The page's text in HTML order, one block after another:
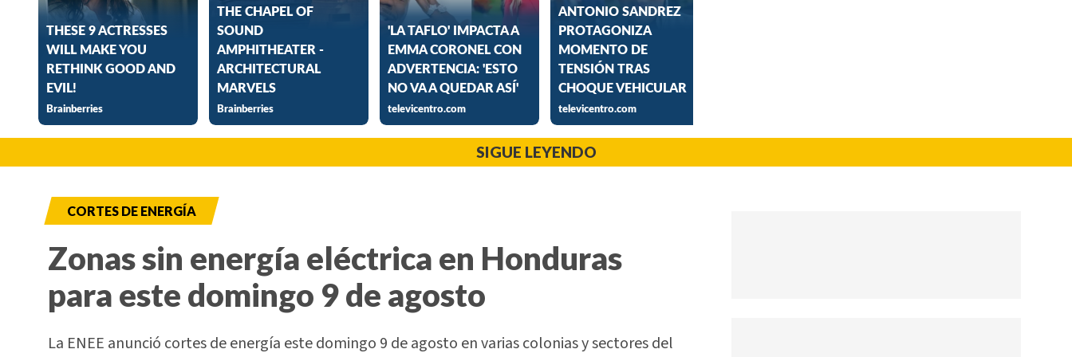
SIGUE LEYENDO
CORTES DE ENERGÍA
Zonas sin energía eléctrica en Honduras
para este domingo 9 de agosto
La ENEE anunció cortes de energía este domingo 9 de agosto en varias colonias y sectores del